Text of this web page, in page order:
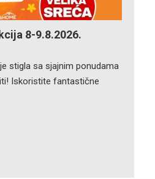
8-9.8.2026.
stigla sa sjajnim ponudama
Iskoristite fantastične